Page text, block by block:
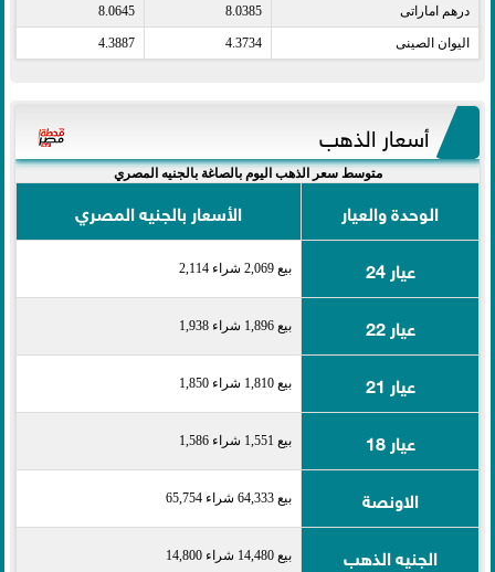
درهم اماراتى​ 8.0385
8.0645
اليوان الصينى​ 4.3734
4.3887
أسعار الذهب
متوسط سعر الذهب اليوم بالصاغة بالجنيه المصري
الوحدة والعيار
الأسعار بالجنيه المصري
عيار 24
بيع 2,069 شراء 2,114
عيار 22 بيع 1,896 شراء 1,938
عيار 21 بيع 1,810 شراء 1,850
عيار 18 بيع 1,551 شراء 1,586
الاونصة بيع 64,333 شراء 65,754
الجنيه الذهب بيع 14,480 شراء 14,800